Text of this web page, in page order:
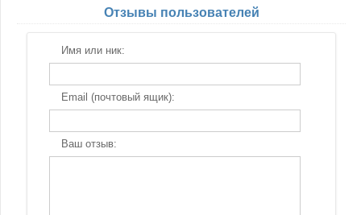
Отзывы пользователей
Имя или ник:
Email (почтовый ящик):
Ваш отзыв: